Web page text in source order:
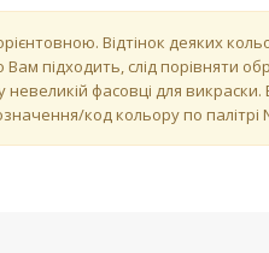
Відтінок деяких
підходить, слід порівняти
фасовці для викраски.
код кольору по палітрі